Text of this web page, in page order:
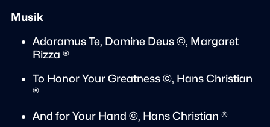
Musik
Adoramus Te, Domine Deus ©, Margaret
Rizza ®
To Honor Your Greatness ©, Hans Christian
®
And for Your Hand ©, Hans Christian ®